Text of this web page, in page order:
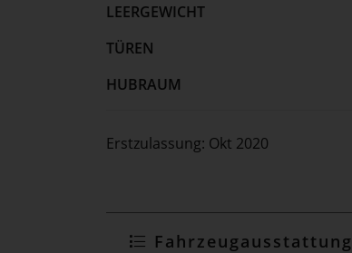
LEERGEWICHT
TÜREN
HUBRAUM
Erstzulassung: Okt 2020
Fahrzeugausstattung